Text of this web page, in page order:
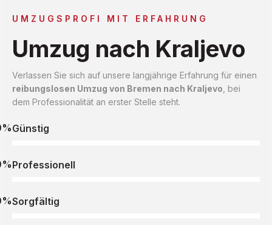
UMZUGSPROFI MIT ERFAHRUNG
Umzug nach Kraljevo
Verlassen Sie sich auf unsere langjährige Erfahrung für einen
reibungslosen Umzug von Bremen nach Kraljevo , bei
dem Professionalität an erster Stelle steht.
Günstig
Professionell
Sorgfältig